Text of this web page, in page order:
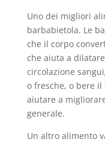
Uno dei migliori
barbabietola. Le
che il corpo
che aiuta a
circolazione
o fresche, o bere
aiutare a
generale.
Un altro alimento